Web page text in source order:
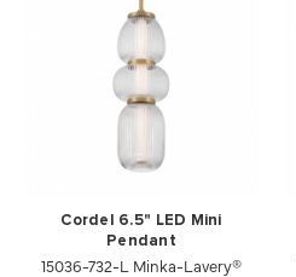
Cordel 6.5" LED Mini
Pendant
15036-732-L Minka-Lavery®